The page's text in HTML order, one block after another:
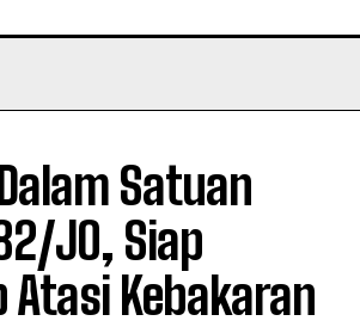
Satuan
JO, Siap
Atasi Kebakaran